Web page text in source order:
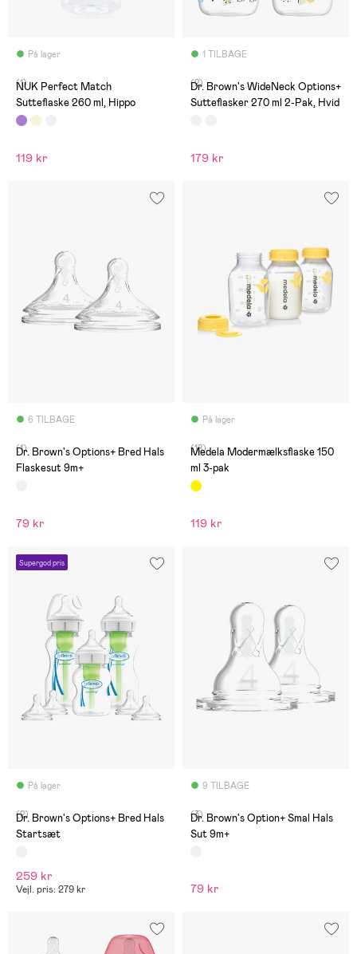
På lager
(1)
NUK Perfect Match
Sutteflaske 260 ml, Hippo
119 kr
1 TILBAGE
(2)
Dr. Brown's WideNeck Options+
Sutteflasker 270 ml 2-Pak, Hvid
179 kr
6 TILBAGE
(1)
Dr. Brown's Options+ Bred Hals
Flaskesut 9m+
79 kr
På lager
(18)
Medela Modermælksflaske 150
ml 3-pak
119 kr
Supergod pris
På lager
(2)
Dr. Brown's Options+ Bred Hals
Startsæt
259 kr
Vejl. pris: 279 kr
9 TILBAGE
(3)
Dr. Brown's Option+ Smal Hals
Sut 9m+
79 kr